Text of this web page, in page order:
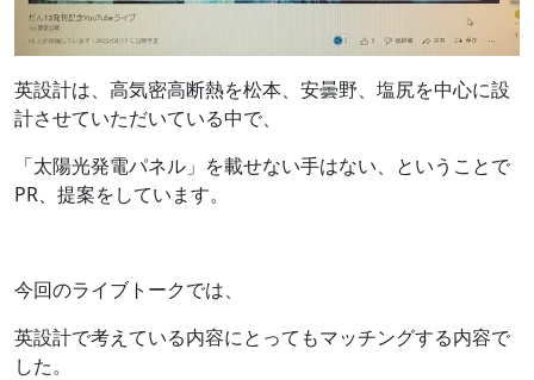
英設計は、高気密高断熱を松本、安曇野、塩尻を中心に設
計させていただいている中で、
「太陽光発電パネル」を載せない手はない、ということで
PR、提案をしています。
今回のライブトークでは、
英設計で考えている内容にとってもマッチングする内容で
した。